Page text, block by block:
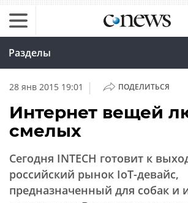
Разделы
28 янв 2015 19:01 | ПОДЕЛИТЬСЯ
Интернет вещей
смелых
Сегодня INTECH готовит к
российский рынок IoT-девайс,
предназначенный для собак и